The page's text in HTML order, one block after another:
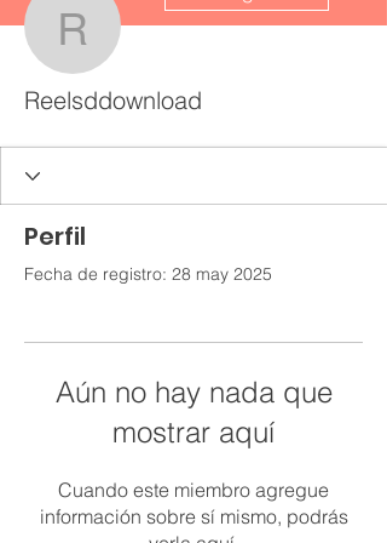
Reelsddownload
Reelsddownload
Perfil
Fecha de registro: 28 may 2025
Aún no hay nada que
mostrar aquí
Cuando este miembro agregue
información sobre sí mismo, podrás